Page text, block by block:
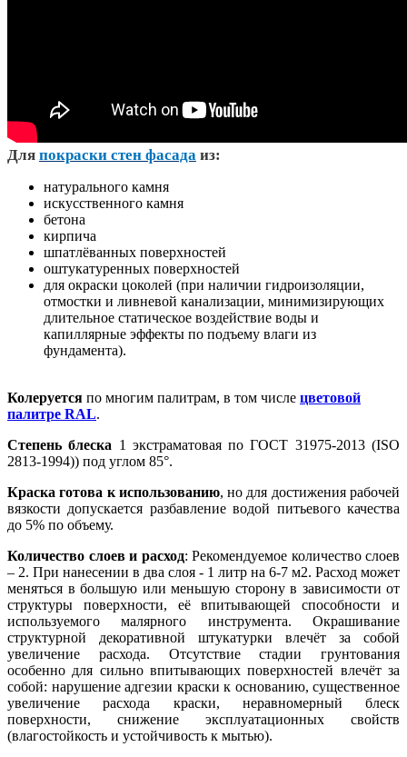
Для покраски стен фасада из:
натурального камня
искусственного камня
бетона
кирпича
шпатлёванных поверхностей
оштукатуренных поверхностей
для окраски цоколей (при наличии гидроизоляции,
отмостки и ливневой канализации, минимизирующих
длительное статическое воздействие воды и
капиллярные эффекты по подъему влаги из
фундамента).
Колеруется по многим палитрам, в том числе цветовой
палитре RAL.
Степень блеска 1 экстраматовая по ГОСТ 31975-2013 (ISO
2813-1994)) под углом 85°.
Краска готова к использованию, но для достижения рабочей
вязкости допускается разбавление водой питьевого качества
до 5% по объему.
Количество слоев и расход: Рекомендуемое количество слоев
– 2. При нанесении в два слоя - 1 литр на 6-7 м2. Расход может
меняться в большую или меньшую сторону в зависимости от
структуры поверхности, её впитывающей способности и
используемого малярного инструмента. Окрашивание
структурной декоративной штукатурки влечёт за собой
увеличение расхода. Отсутствие стадии грунтования
особенно для сильно впитывающих поверхностей влечёт за
собой: нарушение адгезии краски к основанию, существенное
увеличение расхода краски, неравномерный блеск
поверхности, снижение эксплуатационных свойств
(влагостойкость и устойчивость к мытью).